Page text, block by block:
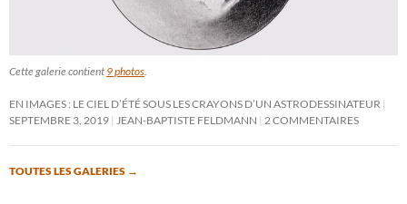
Cette galerie contient 9 photos.
EN IMAGES : LE CIEL D’ÉTÉ SOUS LES CRAYONS D’UN ASTRODESSINATEUR
SEPTEMBRE 3, 2019 JEAN-BAPTISTE FELDMANN 2 COMMENTAIRES
TOUTES LES GALERIES →